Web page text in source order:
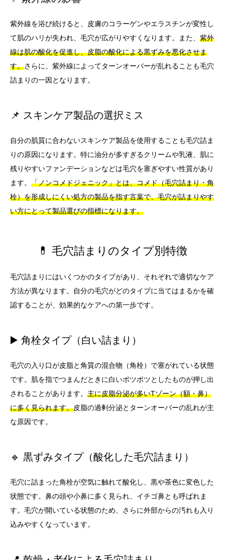
紫外線を浴び続けると、皮膚のコラーゲンやエラスチンが変性し
て肌のハリが失われ、毛穴が広がりやすくなります。また、 紫外
線は肌の酸化を促進し、皮脂の酸化による黒ずみを悪化させま
す。さらに、紫外線によってターンオーバーが乱れることも毛穴
詰まりの一因となります。
📌 スキンケア製品の選択ミス
自分の肌質に合わないスキンケア製品を使用することも毛穴詰ま
りの原因になります。特に油分が多すぎるクリームや乳液、肌に
残りやすいファンデーションなどは毛穴を塞ぎやすい性質があり
ます。 「ノンコメドジェニック」とは、コメド（毛穴詰まり・角
栓）を形成しにくい処方の製品を指す言葉で、毛穴が詰まりやす
い方にとって製品選びの指標になります。
💊 毛穴詰まりのタイプ別特徴
毛穴詰まりにはいくつかのタイプがあり、それぞれで適切なケア
方法が異なります。自分の毛穴がどのタイプに当てはまるかを確
認することが、効果的なケアへの第一歩です。
▶️ 角栓タイプ（白い詰まり）
毛穴の入り口が皮脂と角質の混合物（角栓）で塞がれている状態
です。肌を指でつまんだときに白いポツポツとしたものが押し出
されることがあります。 主に皮脂分泌が多いTゾーン（額・鼻）
に多く見られます。皮脂の過剰分泌とターンオーバーの乱れが主
な原因です。
🔹 黒ずみタイプ（酸化した毛穴詰まり）
毛穴に詰まった角栓が空気に触れて酸化し、黒や茶色に変色した
状態です。鼻の頭や小鼻に多く見られ、イチゴ鼻とも呼ばれま
す。毛穴が開いている状態のため、さらに外部からの汚れも入り
込みやすくなっています。